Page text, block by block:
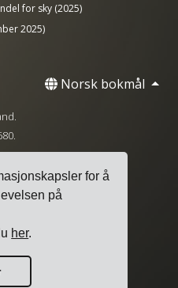
for å
på
her.
for sky (2025)
2025)
Norsk bokmål